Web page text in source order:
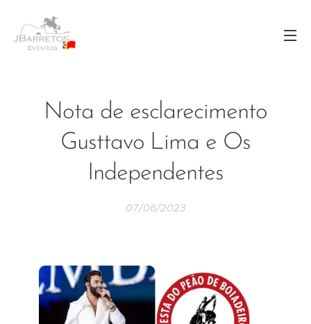
Nota de esclarecimento
Gusttavo Lima e Os
Independentes
07/06/2023